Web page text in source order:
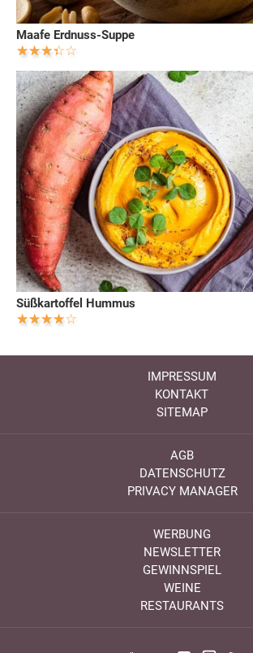
Maafe Erdnuss-Suppe
Süßkartoffel Hummus
IMPRESSUM
KONTAKT
SITEMAP
AGB
DATENSCHUTZ
PRIVACY MANAGER
WERBUNG
NEWSLETTER
GEWINNSPIEL
WEINE
RESTAURANTS